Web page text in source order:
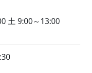
土 9:00～13:00